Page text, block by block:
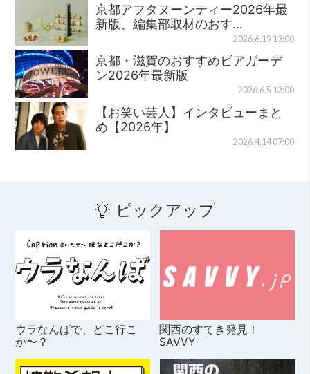
京都アフタヌーンティー2026年最
新版、編集部取材のおす…
2026.6.19 13:00
京都・滋賀のおすすめビアガーデ
ン2026年最新版
2026.6.5 13:00
【お笑い芸人】インタビューまと
め【2026年】
2026.4.14 07:00
ピックアップ
ウラなんばで、どこ行こ
か〜？
関西のすてき発見！
SAVVY